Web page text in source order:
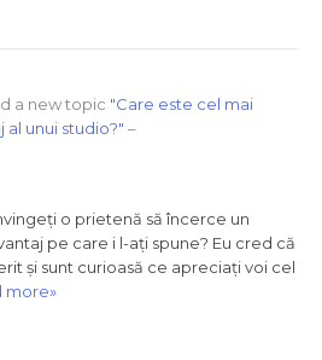
a new topic "Care este cel mai
al unui studio?" –
o prietenă să încerce un
pe care i l-ați spune? Eu cred că
și sunt curioasă ce apreciați voi cel
more»